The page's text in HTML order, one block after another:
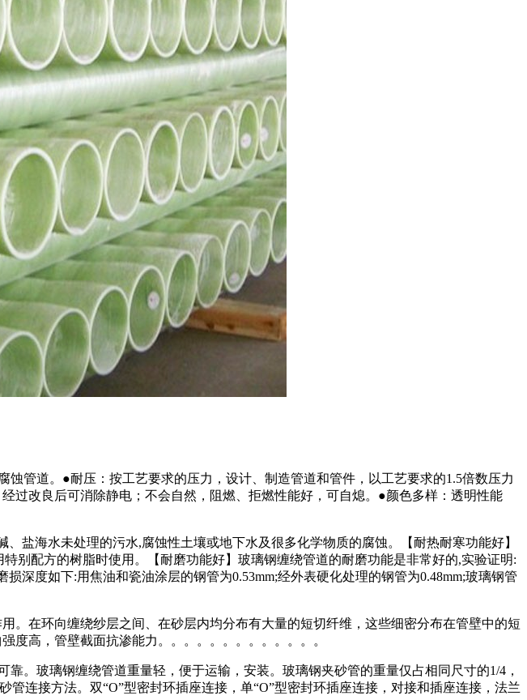
管道。●耐压：按工艺要求的压力，设计、制造管道和管件，以工艺要求的1.5倍数压力
改良后可消除静电；不会自然，阻燃、拒燃性能好，可自熄。●颜色多样：透明性能
盐海水未处理的污水,腐蚀性土壤或地下水及很多化学物质的腐蚀。【耐热耐寒功能好】
配方的树脂时使用。【耐磨功能好】玻璃钢缠绕管道的耐磨功能是非常好的,实验证明:
深度如下:用焦油和瓷油涂层的钢管为0.53mm;经外表硬化处理的钢管为0.48mm;玻璃钢管
在环向缠绕纱层之间、在砂层内均分布有大量的短切纤维，这些细密分布在管壁中的短
度高，管壁截面抗渗能力。。。。。。。。。。。。。
。玻璃钢缠绕管道重量轻，便于运输，安装。玻璃钢夹砂管的重量仅占相同尺寸的1/4，
连接方法。双“O”型密封环插座连接，单“O”型密封环插座连接，对接和插座连接，法兰